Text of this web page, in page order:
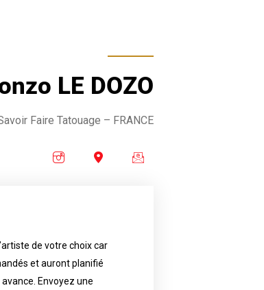
LE DOZO
Faire Tatouage – FRANCE
de votre choix car
et auront planifié
Envoyez une
your request,
to tell you his